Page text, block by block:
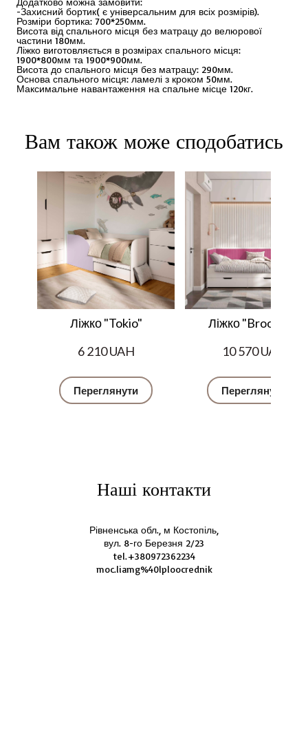
-Захисний бортик( є універсальним для всіх розмірів).
Розміри бортика: 700*250мм.
Висота від спального місця без матрацу до велюрової
частини 180мм.
Ліжко виготовляється в розмірах спального місця:
1900*800мм та 1900*900мм.
Висота до спального місця без матрацу: 290мм.
Основа спального місця: ламелі з кроком 50мм.
Максимальне навантаження на спальне місце 120кг.
Вам також може сподобатись
Ліжко "Tokio"
6 210 UAH
Переглянути
Ліжко "Brooklyn"
10 570 UAH
Переглянути
Наші контакти
Рівненська обл., м Костопіль,
вул. 8-го Березня 2/23
tel.+380972362234
moc.liamg%40lploocrednik